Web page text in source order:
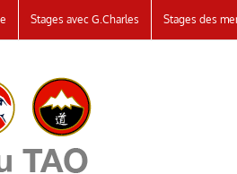
Stages avec G.Charles Stages des